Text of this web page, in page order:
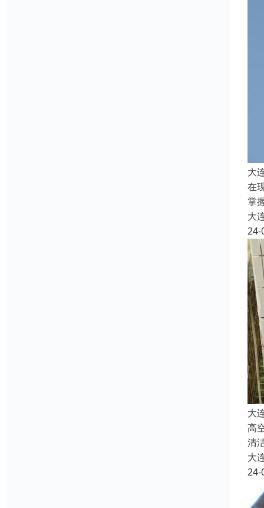
大
在
掌
大
24-
大
高
清
大
24-